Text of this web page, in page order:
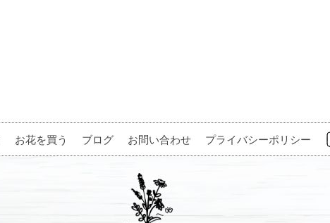
お花を買う ブログ お問い合わせ プライバシーポリシー